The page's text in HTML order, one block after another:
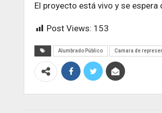
El proyecto está vivo y se
Post Views: 153
Alumbrado Público Camara de